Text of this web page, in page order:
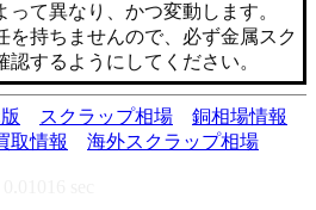
て異なり、かつ変動します。
を持ちませんので、必ず金属スク
するようにしてください。
スクラップ相場
銅相場情報
取情報 海外スクラップ相場